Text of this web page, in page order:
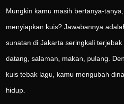
Mungkin kamu masih bertanya-
menyiapkan kuis? Jawabannya
sunatan di Jakarta seringkali
datang, salaman, makan, pulang.
kuis tebak lagu, kamu mengubah
hidup.